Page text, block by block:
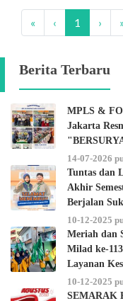
« ‹ 1 ›
Berita Terbaru
MPLS &
Jakarta
14-07-2026
Tuntas dan
Akhir
Berjalan
10-12-2025
Meriah dan
Milad ke-
Layanan
10-12-2025
SEMARAK